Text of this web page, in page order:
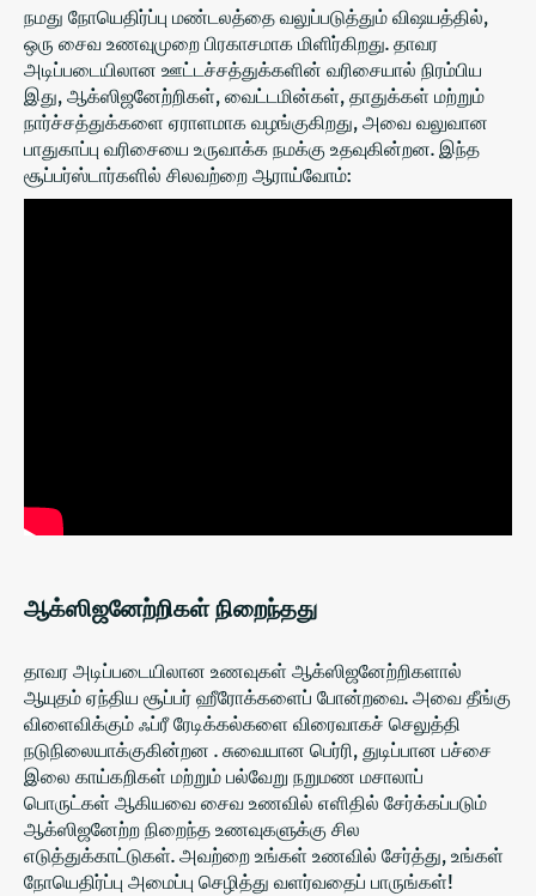
நமது நோயெதிர்ப்பு மண்டலத்தை வலுப்படுத்தும் விஷயத்தில்,
ஒரு சைவ உணவுமுறை பிரகாசமாக மிளிர்கிறது. தாவர
அடிப்படையிலான ஊட்டச்சத்துக்களின் வரிசையால் நிரம்பிய
இது, ஆக்ஸிஜனேற்றிகள், வைட்டமின்கள், தாதுக்கள் மற்றும்
நார்ச்சத்துக்களை ஏராளமாக வழங்குகிறது, அவை வலுவான
பாதுகாப்பு வரிசையை உருவாக்க நமக்கு உதவுகின்றன. இந்த
சூப்பர்ஸ்டார்களில் சிலவற்றை ஆராய்வோம்:
ஆக்ஸிஜனேற்றிகள் நிறைந்தது
தாவர அடிப்படையிலான உணவுகள் ஆக்ஸிஜனேற்றிகளால்
ஆயுதம் ஏந்திய சூப்பர் ஹீரோக்களைப் போன்றவை. அவைதீங்கு
விளைவிக்கும் ஃப்ரீ ரேடிக்கல்களை விரைவாகச் செலுத்தி
நடுநிலையாக்குகின்றன . சுவையான பெர்ரி, துடிப்பான பச்சை
இலை காய்கறிகள் மற்றும் பல்வேறு நறுமண மசாலாப்
பொருட்கள் ஆகியவை சைவ உணவில் எளிதில் சேர்க்கப்படும்
ஆக்ஸிஜனேற்ற நிறைந்த உணவுகளுக்கு சில
எடுத்துக்காட்டுகள். அவற்றை உங்கள் உணவில் சேர்த்து, உங்கள்
நோயெதிர்ப்பு அமைப்பு செழித்து வளர்வதைப் பாருங்கள்!